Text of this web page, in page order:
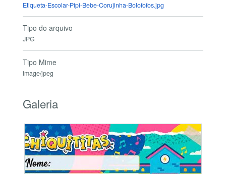
Etiqueta-Escolar-Pipi-Bebe-Corujinha-Bolofofos.jpg
Tipo do arquivo
JPG
Tipo Mime
image/jpeg
Galeria